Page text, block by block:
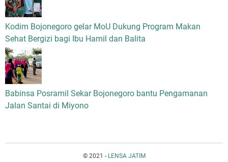
Kodim Bojonegoro gelar MoU Dukung Program Makan
Sehat Bergizi bagi Ibu Hamil dan Balita
Babinsa Posramil Sekar Bojonegoro bantu Pengamanan
Jalan Santai di Miyono
© 2021 - LENSA JATIM